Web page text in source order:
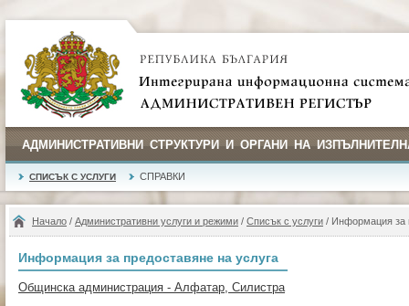
АДМИНИСТРАТИВНИ СТРУКТУРИ И ОРГАНИ НА
СПИСЪК С УСЛУГИ СПРАВКИ
Начало / Административни услуги и режими / Списък с услуги / Информация за
Информация за предоставяне на услуга
Общинска администрация - Алфатар, Силистра